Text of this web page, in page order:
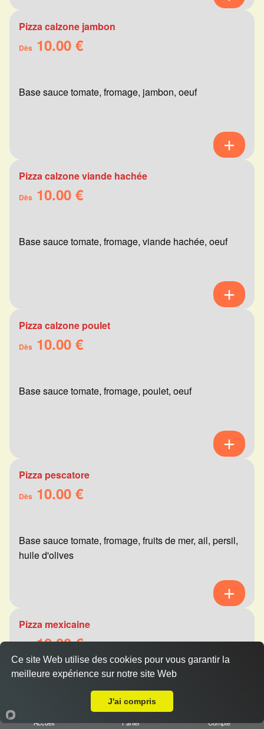
Pizza calzone jambon
Dès 10.00 €
Base sauce tomate, fromage, jambon, oeuf
Pizza calzone viande hachée
Dès 10.00 €
Base sauce tomate, fromage, viande hachée, oeuf
Pizza calzone poulet
Dès 10.00 €
Base sauce tomate, fromage, poulet, oeuf
Pizza pescatore
Dès 10.00 €
Base sauce tomate, fromage, fruits de mer, ail, persil,
huile d'olives
Pizza mexicaine
10.00 €
Base sauce tomate, fromage, viande hachée,
merguez, champignons, poivrons
Accueil Panier Compte
Ce site Web utilise des cookies pour vous garantir la
meilleure expérience sur notre site Web
J'ai compris